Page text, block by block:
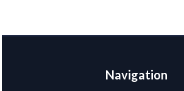
Navigation